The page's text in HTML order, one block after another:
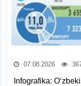
07.08.2026
Infografika: